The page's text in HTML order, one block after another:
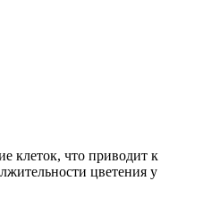
клеток, что приводит к
цветения у